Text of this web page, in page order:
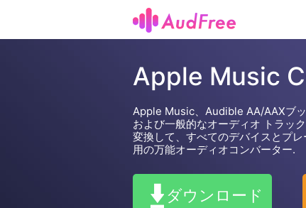
Apple Music
Apple Music、Audible AA/AAXブ
および一般的なオーディオ トラッ
変換して、すべてのデバイスとプ
用の万能オーディオコンバーター.
ダウンロード